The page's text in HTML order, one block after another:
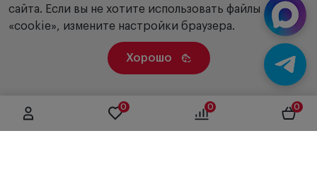
0 0 0
сайта. Если вы не хотите использовать файлы
«cookie», измените настройки браузера.
Хорошо